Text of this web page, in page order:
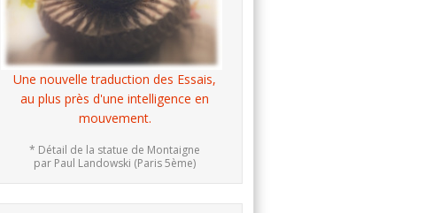
Une nouvelle traduction des Essais,
au plus près d'une intelligence en
mouvement.
* Détail de la statue de Montaigne
par Paul Landowski (Paris 5ème)